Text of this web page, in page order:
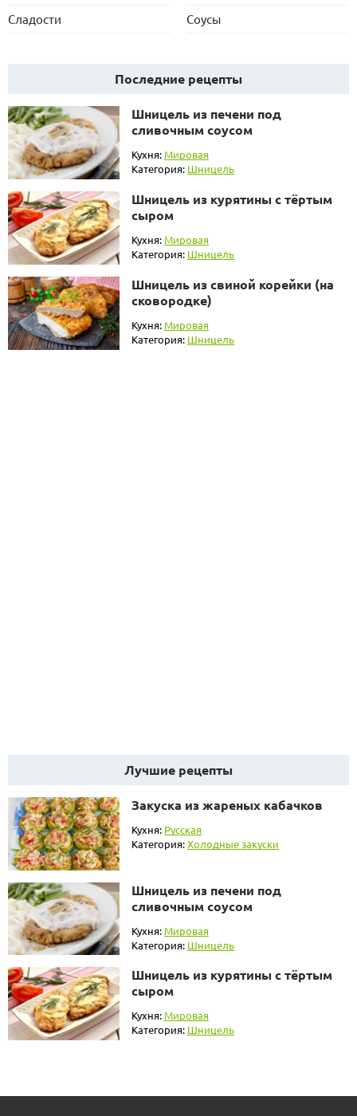
Сладости
Соусы
Последние рецепты
Шницель из печени под
сливочным соусом
Кухня: Мировая
Категория: Шницель
Шницель из курятины с тёртым
сыром
Кухня: Мировая
Категория: Шницель
Шницель из свиной корейки (на
сковородке)
Кухня: Мировая
Категория: Шницель
Лучшие рецепты
Закуска из жареных кабачков
Кухня: Русская
Категория:Холодные закуски
Шницель из печени под
сливочным соусом
Кухня: Мировая
Категория: Шницель
Шницель из курятины с тёртым
сыром
Кухня:Мировая
Категория: Шницель